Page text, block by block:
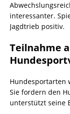
interessanter.
Jagdtrieb positiv.
Teilnahme
Hundesportarten
Sie fordern den
unterstützt seine